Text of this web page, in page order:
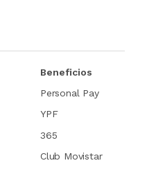
Beneficios
Personal Pay
YPF
365
Club Movistar